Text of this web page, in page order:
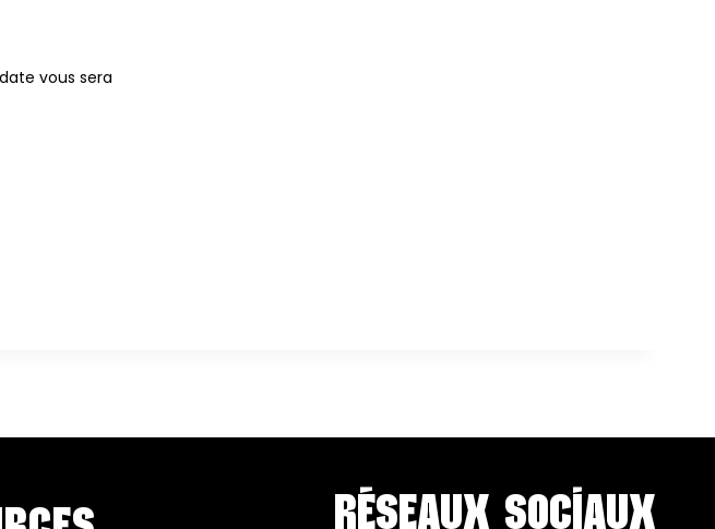
vous sera
RÉSEAUX SOCIAUX